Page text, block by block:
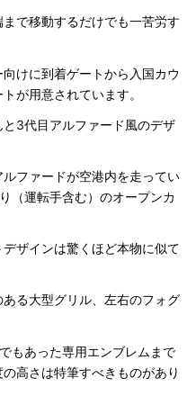
で移動するだけでも一苦労す
けに到着ゲートから入国カウ
が用意されています。
3代目アルファード風のデザ
ファードが空港内を走ってい
（運転手含む）のオープンカ
ザインは驚くほど本物に似て
る大型グリル、左右のフォグ
もあった専用エンブレムまで
高さは特筆すべきものがあり